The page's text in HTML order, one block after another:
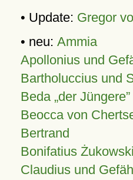
• Update: Gregor
• neu: Ammia
Apollonius und
Bartholuccius und
Beda „der Jüngere”
Beocca von
Bertrand
Bonifatius Żukowski
Claudius und